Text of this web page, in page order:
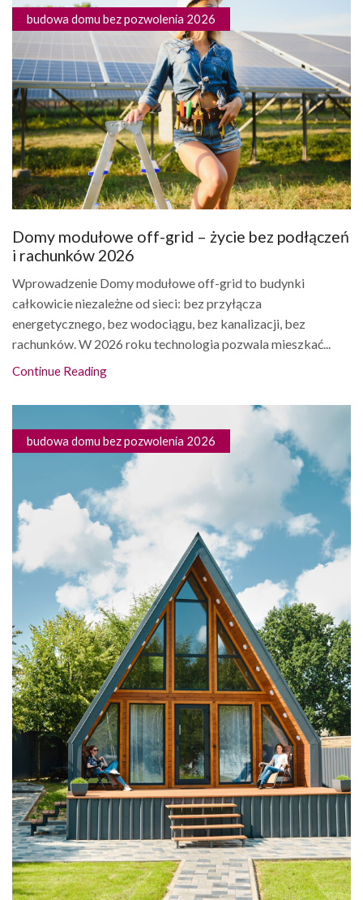
budowa domu bez pozwolenia 2026
Domy modułowe off-grid – życie bez podłączeń
i rachunków 2026
Wprowadzenie Domy modułowe off-grid to budynki
całkowicie niezależne od sieci: bez przyłącza
energetycznego, bez wodociągu, bez kanalizacji, bez
rachunków. W 2026 roku technologia pozwala mieszkać...
Continue Reading
budowa domu bez pozwolenia 2026